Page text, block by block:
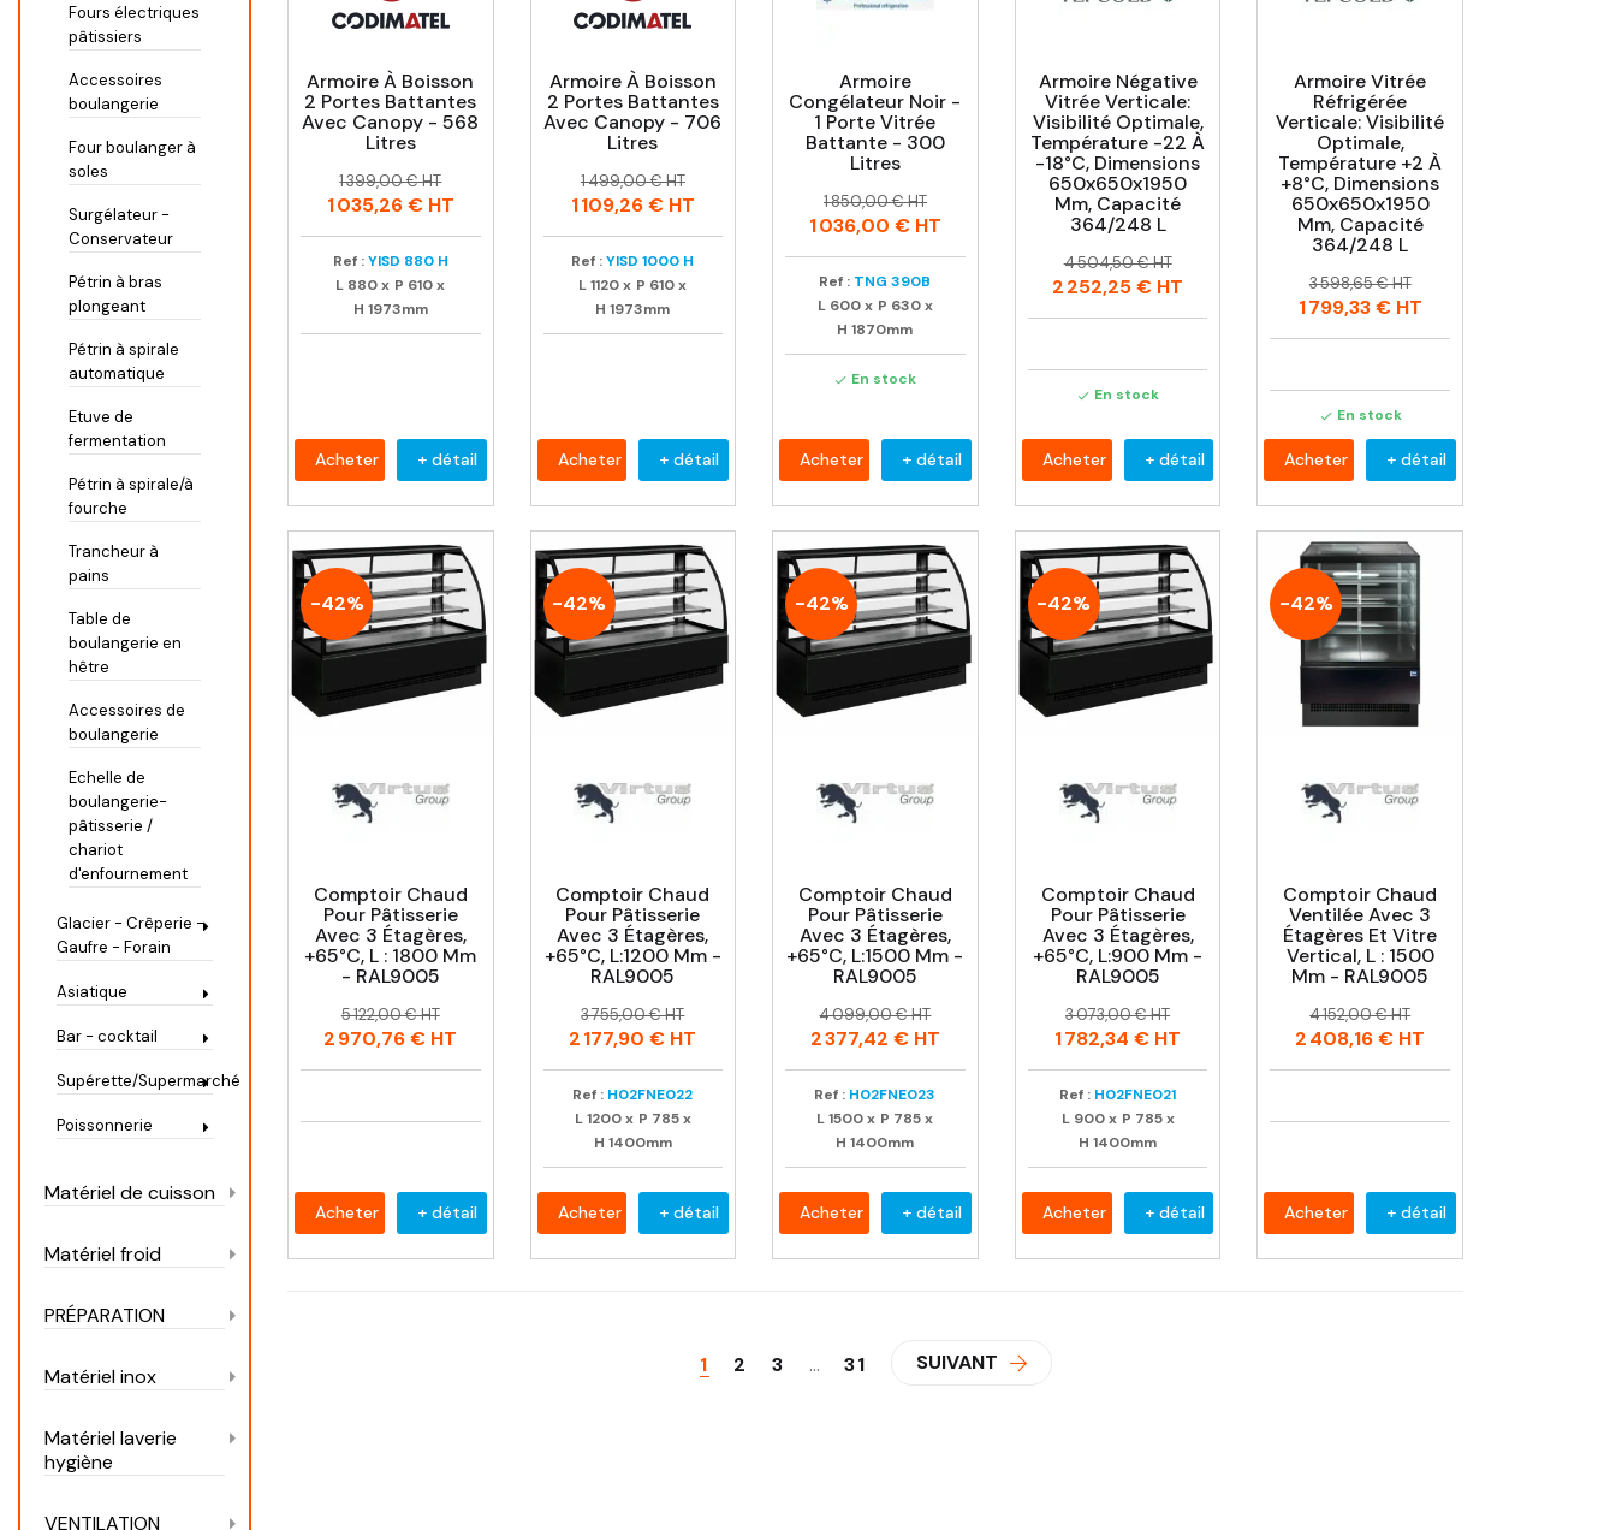
Fours électriques
pâtissiers
Accessoires
boulangerie
Four boulanger à
soles
Surgélateur -
Conservateur
Pétrin à bras
plongeant
Pétrin à spirale
automatique
Etuve de
fermentation
Pétrin à spirale/à
fourche
Trancheur à
pains
Table de
boulangerie en
hêtre
Accessoires de
boulangerie
Echelle de
boulangerie-
pâtisserie /
chariot
d'enfournement
Glacier - Crêperie -
Gaufre - Forain
Asiatique
Bar - cocktail
Supérette/Supermarché
Poissonnerie
Matériel de cuisson
Matériel froid
PRÉPARATION
Matériel inox
Matériel laverie
hygiène
VENTILATION
Armoire À Boisson
2 Portes Battantes
Avec Canopy - 568
Litres
Prix
Prix
habituel
1 399,00 € HT
1 035,26 €HT
Ref : YISD 880 H
L 880 x P 610 x
H 1973mm
Acheter + détail
Armoire À Boisson
2 Portes Battantes
Avec Canopy - 706
Litres
Prix
Prix
habituel
1 499,00 € HT
1 109,26 €HT
Ref : YISD 1000 H
L 1120 x P 610 x
H 1973mm
Acheter + détail
Armoire
Congélateur Noir -
1 Porte Vitrée
Battante - 300
Litres
Prix
Prix
habituel
1 850,00 € HT
1 036,00 €HT
Ref : TNG 390B
L 600x P 630x
H 1870mm
 En stock
Acheter + détail
Armoire Négative
Vitrée Verticale:
Visibilité Optimale,
Température -22 À
-18°C, Dimensions
650x650x1950
Mm, Capacité
364/248 L
Prix
Prix
habituel
4 504,50 € HT
2 252,25 € HT
 En stock
Acheter + détail
Armoire Vitrée
Réfrigérée
Verticale: Visibilité
Optimale,
Température +2 À
+8°C, Dimensions
650x650x1950
Mm, Capacité
364/248 L
Prix
Prix
habituel
3 598,65 € HT
1 799,33 €HT
 En stock
Acheter + détail
-42%
Comptoir Chaud
Pour Pâtisserie
Avec 3 Étagères,
+65°C, L : 1800 Mm
- RAL9005
Prix
Prix
habituel
5 122,00 € HT
2 970,76 € HT
Acheter + détail
-42%
Comptoir Chaud
Pour Pâtisserie
Avec 3 Étagères,
+65°C, L:1200 Mm -
RAL9005
Prix
Prix
habituel
3 755,00 € HT
2 177,90 € HT
Ref : H02FNE022
L1200x P 785x
H 1400mm
Acheter + détail
-42%
Comptoir Chaud
Pour Pâtisserie
Avec 3 Étagères,
+65°C, L:1500 Mm -
RAL9005
Prix
Prix
habituel
4 099,00 € HT
2 377,42 €HT
Ref : H02FNE023
L 1500 x P 785 x
H 1400mm
Acheter + détail
-42%
Comptoir Chaud
Pour Pâtisserie
Avec 3 Étagères,
+65°C, L:900 Mm -
RAL9005
Prix
Prix
habituel
3 073,00 € HT
1 782,34 € HT
Ref : H02FNE021
L 900 x P 785 x
H 1400mm
Acheter + détail
-42%
Comptoir Chaud
Ventilée Avec 3
Étagères Et Vitre
Vertical, L : 1500
Mm - RAL9005
Prix
Prix
habituel
4 152,00 € HT
2 408,16 € HT
Acheter + détail
1 2 3 … 31 SUIVANT